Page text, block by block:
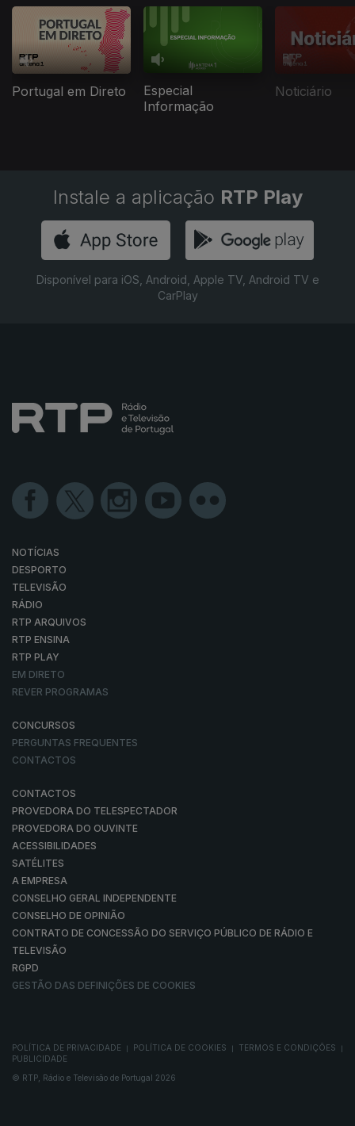
Portugal em Direto
Especial
Informação
Noticiário
Instale a aplicação RTP Play
Disponível para iOS, Android, Apple TV, Android TV e
CarPlay
NOTÍCIAS
DESPORTO
TELEVISÃO
RÁDIO
RTP ARQUIVOS
RTP ENSINA
RTP PLAY
EM DIRETO
REVER PROGRAMAS
CONCURSOS
PERGUNTAS FREQUENTES
CONTACTOS
CONTACTOS
PROVEDORA DO TELESPECTADOR
PROVEDORA DO OUVINTE
ACESSIBILIDADES
SATÉLITES
A EMPRESA
CONSELHO GERAL INDEPENDENTE
CONSELHO DE OPINIÃO
CONTRATO DE CONCESSÃO DO SERVIÇO PÚBLICO DE RÁDIO E
TELEVISÃO
RGPD
GESTÃO DAS DEFINIÇÕES DE COOKIES
POLÍTICA DE PRIVACIDADE POLÍTICA DE COOKIES TERMOS E CONDIÇÕES
PUBLICIDADE
© RTP, Rádio e Televisão de Portugal 2026